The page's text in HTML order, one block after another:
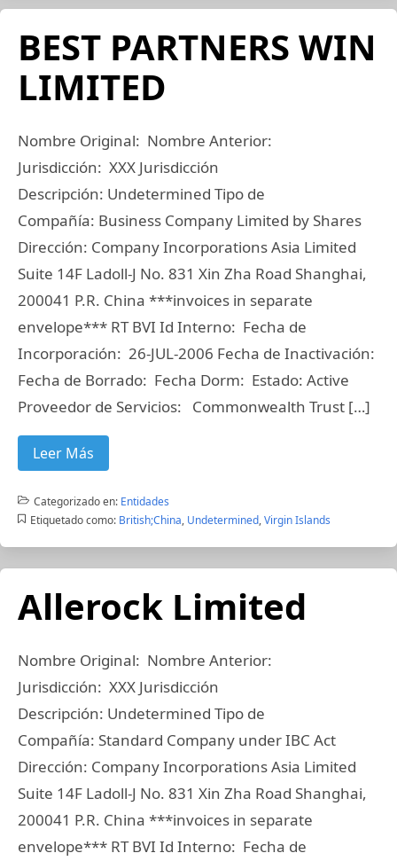
BEST PARTNERS WIN
LIMITED
Nombre Original: Nombre Anterior:
Jurisdicción: XXX Jurisdicción
Descripción: Undetermined Tipo de
Compañía: Business Company Limited by Shares
Dirección: Company Incorporations Asia Limited
Suite 14F Ladoll-J No. 831 Xin Zha Road Shanghai,
200041 P.R. China ***invoices in separate
envelope*** RT BVI Id Interno: Fecha de
Incorporación: 26-JUL-2006 Fecha de Inactivación:
Fecha de Borrado: Fecha Dorm: Estado: Active
Proveedor de Servicios: Commonwealth Trust […]
Leer Más
Categorizado en: Entidades
Etiquetado como: British;China, Undetermined,Virgin Islands
Allerock Limited
Nombre Original: Nombre Anterior:
Jurisdicción: XXX Jurisdicción
Descripción: Undetermined Tipo de
Compañía: Standard Company under IBC Act
Dirección: Company Incorporations Asia Limited
Suite 14F Ladoll-J No. 831 Xin Zha Road Shanghai,
200041 P.R. China ***invoices in separate
envelope*** RT BVI Id Interno: Fecha de